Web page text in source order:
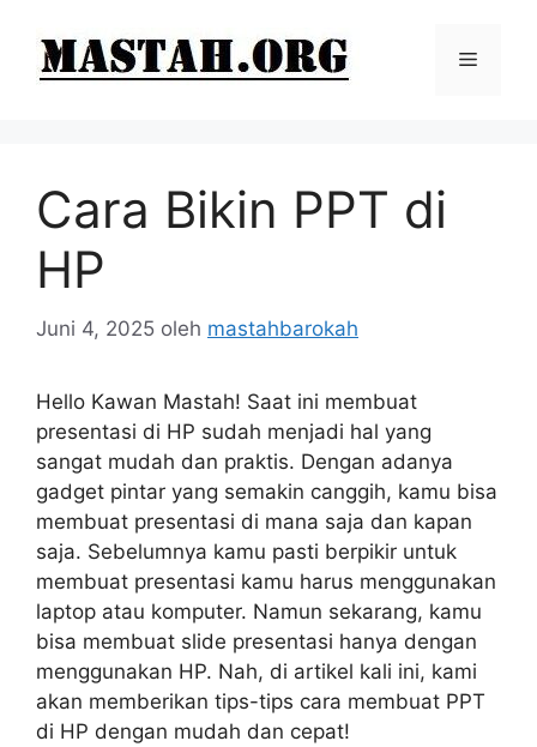
Menu
Cara Bikin PPT di
HP
Juni 4, 2025 oleh mastahbarokah
Hello Kawan Mastah! Saat ini membuat
presentasi di HP sudah menjadi hal yang
sangat mudah dan praktis. Dengan adanya
gadget pintar yang semakin canggih, kamu bisa
membuat presentasi di mana saja dan kapan
saja. Sebelumnya kamu pasti berpikir untuk
membuat presentasi kamu harus menggunakan
laptop atau komputer. Namun sekarang, kamu
bisa membuat slide presentasi hanya dengan
menggunakan HP. Nah, di artikel kali ini, kami
akan memberikan tips-tips cara membuat PPT
di HP dengan mudah dan cepat!